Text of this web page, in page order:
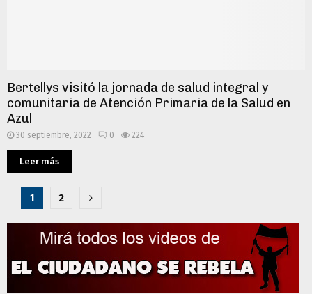
Bertellys visitó la jornada de salud integral y
comunitaria de Atención Primaria de la Salud en
Azul
30 septiembre, 2022 0 224
Leer más
Paginación
de
entradas
1 2